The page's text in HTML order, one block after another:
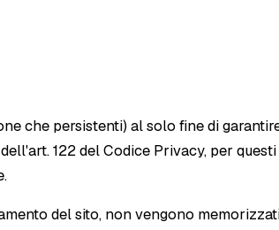
che persistenti) al solo fine di
122 del Codice Privacy, per questi
del sito, non vengono